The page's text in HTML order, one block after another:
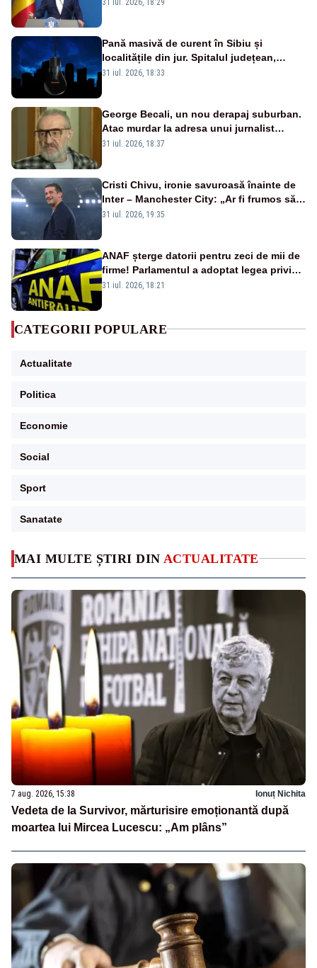
MAI MULTE ȘTIRI DIN ACTUALITATE
7 aug. 2026, 15:38 Ionuț Nichita
Vedeta de la Survivor, mărturisire emoționantă după
moartea lui Mircea Lucescu: „Am plâns”
Pană masivă de curent în Sibiu și
localitățile din jur. Spitalul județean,
semafoarele, rețelele de telefonie, grav
31 iul. 2026, 18:33
George Becali, un nou derapaj suburban.
Atac murdar la adresa unui jurnalist
sportiv – AUDIO
31 iul. 2026, 18:37
Cristi Chivu, ironie savuroasă înainte de
Inter – Manchester City: „Ar fi frumos să
mai cumpărați și de la noi”
31 iul. 2026, 19:35
ANAF șterge datorii pentru zeci de mii de
firme! Parlamentul a adoptat legea privind
amnistia fiscală
31 iul. 2026, 18:21
CATEGORII POPULARE
Actualitate
Politica
Economie
Social
Sport
Sanatate